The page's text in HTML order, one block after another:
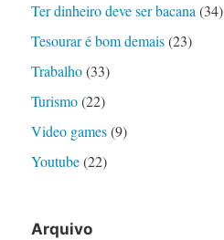
Ter dinheiro deve ser bacana(34)
Tesourar é bom demais(23)
Trabalho(33)
Turismo(22)
Video games(9)
Youtube(22)
Arquivo